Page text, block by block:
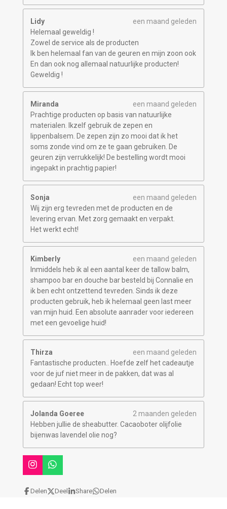
Lidy
een maand geleden
Helemaal geweldig !
Zowel de service als de producten
Ik ben helemaal fan van de geuren en mijn zoon ook
En dan ook nog allemaal natuurlijke producten!
Geweldig !
Miranda
een maand geleden
Prachtige producten op basis van natuurlijke
materialen. Ikzelf gebruik de zepen en
lippenbalsem. De zepen zijn zo mooi dat ik het
soms zonde vind om ze te gaan gebruiken. De
geuren zijn verrukkelijk! De bestelling wordt mooi
ingepakt in prachtig papier!
Sonja
een maand geleden
Wij zijn erg tevreden met de producten en de
levering ervan. Met zorg gemaakt en verpakt.
Het werkt echt!
Kimberly
een maand geleden
Inmiddels heb ik al een aantal keer de tallow balm,
shampoo bar en douche bar besteld bij Connalie en
ik ben echt ontzettend tevreden. Sinds ik deze
producten gebruik, heb ik helemaal geen last meer
van mijn huid. Een absolute aanrader voor iedereen
met een gevoelige huid!
Thirza
een maand geleden
Fantastische producten.. Hoefde zelf het cadeautje
voor de juf niet meer in de pakken, dat was al
gedaan! Echt top weer!
Jolanda Goeree
2 maanden geleden
Hebben jullie de sheabutter. Cacaoboter olijfolie
bijenwas lavendel olie nog?
I
n
s
t
W
h
a
t
Delen Deel Share Delen